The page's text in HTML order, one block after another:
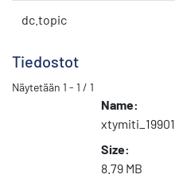
dc.topic
Tiedostot
Näytetään 1 - 1 / 1
Name:
Size:
8.79 MB